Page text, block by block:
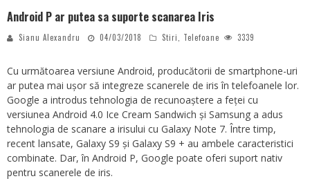
Android P ar putea sa suporte scanarea Iris
Sianu Alexandru 04/03/2018 Stiri, Telefoane 3339
Cu următoarea versiune Android, producătorii de smartphone-uri
ar putea mai ușor să integreze scanerele de iris în telefoanele lor.
Google a introdus tehnologia de recunoaștere a feței cu
versiunea Android 4.0 Ice Cream Sandwich și Samsung a adus
tehnologia de scanare a irisului cu Galaxy Note 7. Între timp,
recent lansate, Galaxy S9 și Galaxy S9 + au ambele caracteristici
combinate. Dar, în Android P, Google poate oferi suport nativ
pentru scanerele de iris.